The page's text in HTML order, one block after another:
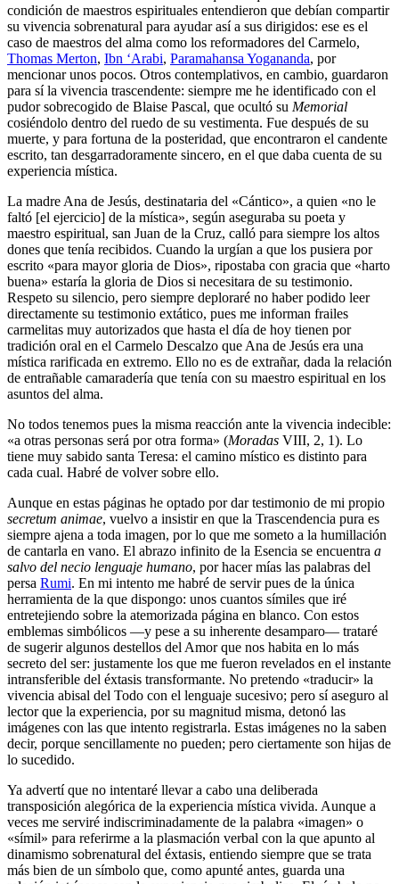
condición de maestros espirituales entendieron que debían compartir
su vivencia sobrenatural para ayudar así a sus dirigidos: ese es el
caso de maestros del alma como los reformadores del Carmelo,
Thomas Merton, Ibn ‘Arabi, Paramahansa Yogananda, por
mencionar unos pocos. Otros contemplativos, en cambio, guardaron
para sí la vivencia trascendente: siempre me he identificado con el
pudor sobrecogido de Blaise Pascal, que ocultó su Memorial
cosiéndolo dentro del ruedo de su vestimenta. Fue después de su
muerte, y para fortuna de la posteridad, que encontraron el candente
escrito, tan desgarradoramente sincero, en el que daba cuenta de su
experiencia mística.
La madre Ana de Jesús, destinataria del «Cántico», a quien «no le
faltó [el ejercicio] de la mística», según aseguraba su poeta y
maestro espiritual, san Juan de la Cruz, calló para siempre los altos
dones que tenía recibidos. Cuando la urgían a que los pusiera por
escrito «para mayor gloria de Dios», ripostaba con gracia que «harto
buena» estaría la gloria de Dios si necesitara de su testimonio.
Respeto su silencio, pero siempre deploraré no haber podido leer
directamente su testimonio extático, pues me informan frailes
carmelitas muy autorizados que hasta el día de hoy tienen por
tradición oral en el Carmelo Descalzo que Ana de Jesús era una
mística rarificada en extremo. Ello no es de extrañar, dada la relación
de entrañable camaradería que tenía con su maestro espiritual en los
asuntos del alma.
No todos tenemos pues la misma reacción ante la vivencia indecible:
«a otras personas será por otra forma» (Moradas VIII, 2, 1). Lo
tiene muy sabido santa Teresa: el camino místico es distinto para
cada cual. Habré de volver sobre ello.
Aunque en estas páginas he optado por dar testimonio de mi propio
secretum animae, vuelvo a insistir en que la Trascendencia pura es
siempre ajena a toda imagen, por lo que me someto a la humillación
de cantarla en vano. El abrazo infinito de la Esencia se encuentra a
salvo del necio lenguaje humano, por hacer mías las palabras del
persa Rumi. En mi intento me habré de servir pues de la única
herramienta de la que dispongo: unos cuantos símiles que iré
entretejiendo sobre la atemorizada página en blanco. Con estos
emblemas simbólicos ―y pese a su inherente desamparo― trataré
de sugerir algunos destellos del Amor que nos habita en lo más
secreto del ser: justamente los que me fueron revelados en el instante
intransferible del éxtasis transformante. No pretendo «traducir» la
vivencia abisal del Todo con el lenguaje sucesivo; pero sí aseguro al
lector que la experiencia, por su magnitud misma, detonó las
imágenes con las que intento registrarla. Estas imágenes no la saben
decir, porque sencillamente no pueden; pero ciertamente son hijas de
lo sucedido.
Ya advertí que no intentaré llevar a cabo una deliberada
transposición alegórica de la experiencia mística vivida. Aunque a
veces me serviré indiscriminadamente de la palabra «imagen» o
«símil» para referirme a la plasmación verbal con la que apunto al
dinamismo sobrenatural del éxtasis, entiendo siempre que se trata
más bien de un símbolo que, como apunté antes, guarda una